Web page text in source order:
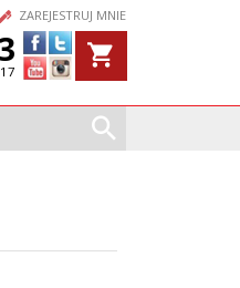
ZAREJESTRUJ MNIE